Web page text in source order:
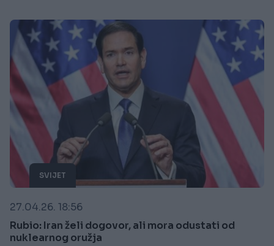
SVIJET
27.04.26. 18:56
Rubio: Iran želi dogovor, ali mora odustati od
nuklearnog oružja